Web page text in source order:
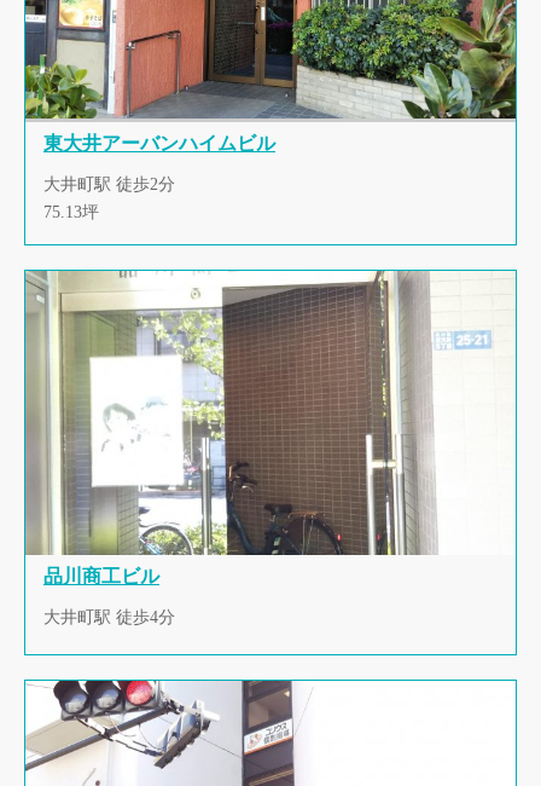
東大井アーバンハイムビル
大井町駅 徒歩2分
75.13坪
品川商工ビル
大井町駅 徒歩4分